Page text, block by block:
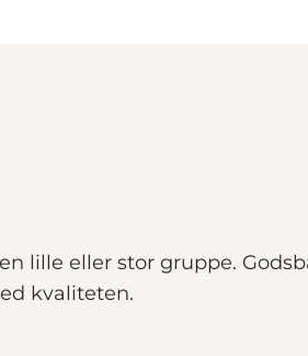
lille eller stor gruppe.
kvaliteten.